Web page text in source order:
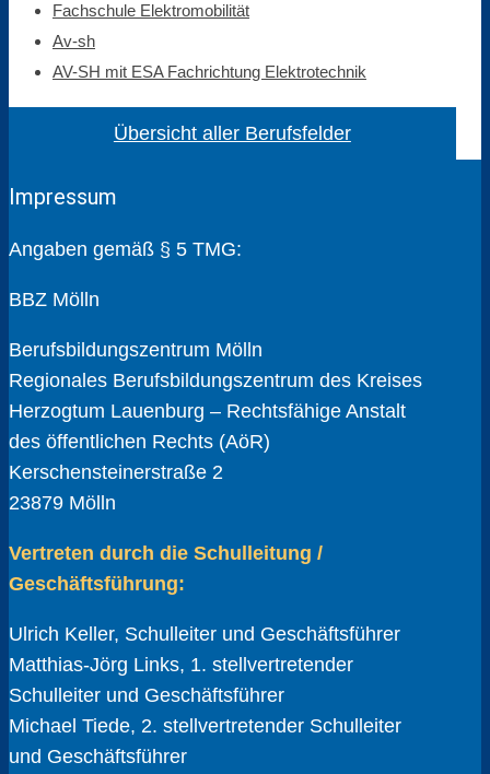
Fachschule Elektromobilität
Av-sh
AV-SH mit ESA Fachrichtung Elektrotechnik
Übersicht aller Berufsfelder
Impressum
Angaben gemäß § 5 TMG:
BBZ Mölln
Berufsbildungszentrum Mölln
Regionales Berufsbildungszentrum des Kreises
Herzogtum Lauenburg – Rechtsfähige Anstalt
des öffentlichen Rechts (AöR)
Kerschensteinerstraße 2
23879 Mölln
Vertreten durch die Schulleitung /
Geschäftsführung:
Ulrich Keller, Schulleiter und Geschäftsführer
Matthias-Jörg Links, 1. stellvertretender
Schulleiter und Geschäftsführer
Michael Tiede, 2. stellvertretender Schulleiter
und Geschäftsführer